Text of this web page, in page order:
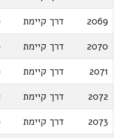
2069
דרך קיימת
2070
דרך קיימת
2071
דרך קיימת
2072
דרך קיימת
2073
דרך קיימת